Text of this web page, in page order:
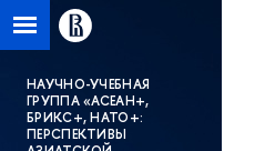
НАУЧНО-УЧЕБНАЯ
ГРУППА «АСЕАН+,
БРИКС+, НАТО+:
ПЕРСПЕКТИВЫ